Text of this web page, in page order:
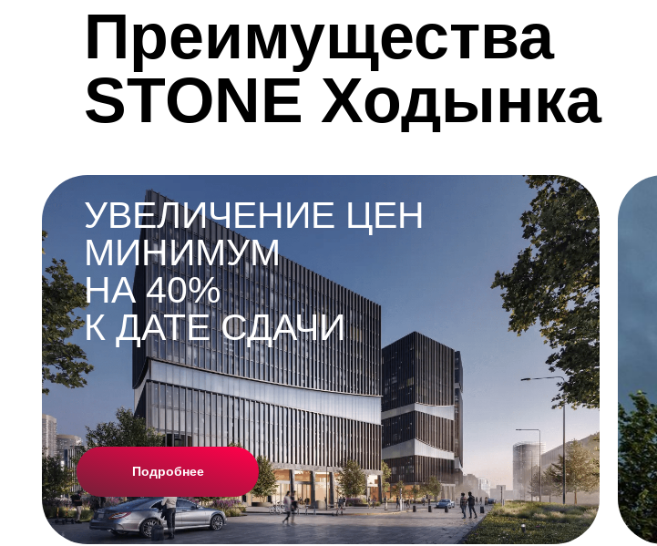
Преимущества
STONE Ходынка
УВЕЛИЧЕНИЕ ЦЕН
МИНИМУМ
НА 40%
К ДАТЕ СДАЧИ
Подробнее